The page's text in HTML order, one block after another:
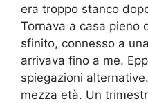
era troppo stanco
Tornava a casa pieno
sfinito, connesso a
arrivava fino a me.
spiegazioni
mezza età. Un